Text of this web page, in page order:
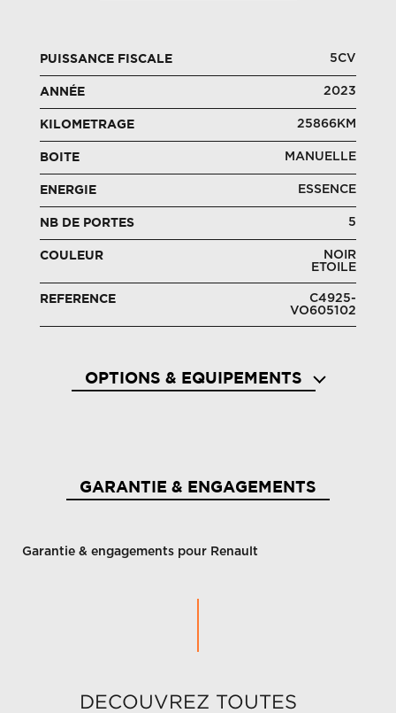
PUISSANCE FISCALE 5CV
ANNÉE 2023
KILOMETRAGE 25866KM
BOITE MANUELLE
ENERGIE ESSENCE
NB DE PORTES 5
COULEUR
NOIR
ETOILE
REFERENCE
C4925-
VO605102
OPTIONS & EQUIPEMENTS
GARANTIE & ENGAGEMENTS
Garantie & engagements pour Renault
DECOUVREZ TOUTES